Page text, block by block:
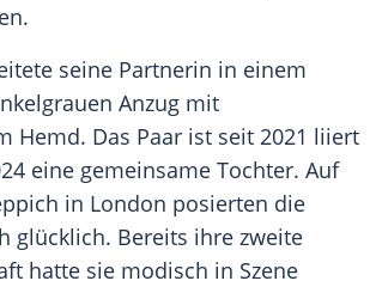
seine Partnerin in einem
Anzug mit
Hemd. Das Paar ist seit 2021 liiert
eine gemeinsame Tochter. Auf
in London posierten die
glücklich. Bereits ihre zweite
hatte sie modisch in Szene